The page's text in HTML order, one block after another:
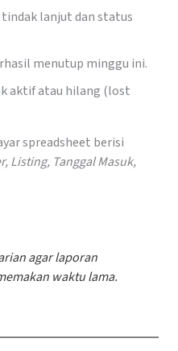
lanjut dan status
menutup minggu ini.
aktif atau hilang (lost
spreadsheet berisi
Listing, Tanggal Masuk,
agar laporan
waktu lama.